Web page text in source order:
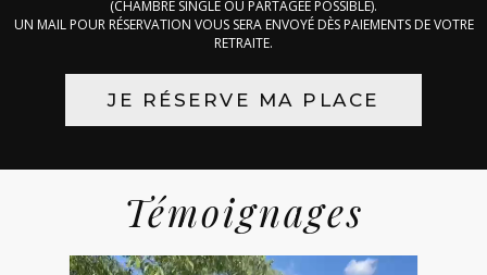
(CHAMBRE SINGLE OU PARTAGÉE POSSIBLE).
UN MAIL POUR RÉSERVATION VOUS SERA ENVOYÉ DÈS PAIEMENTS DE VOTRE
RETRAITE.
JE RÉSERVE MA PLACE
Témoignages